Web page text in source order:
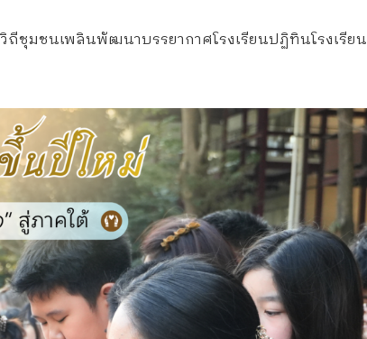
วิถีชุมชนเพลินพัฒนาบรรยากาศโรงเรียนปฏิทินโรงเรียน